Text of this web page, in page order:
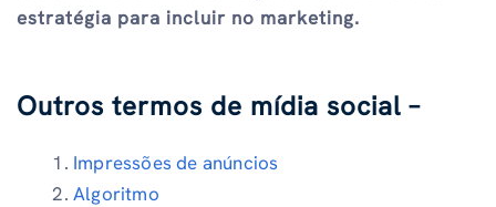
estratégia para incluir no marketing.
Outros termos de mídia social –
Impressões de anúncios
Algoritmo